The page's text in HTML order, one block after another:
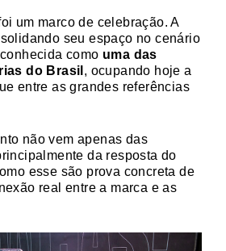
um marco de celebração. A
seu espaço no cenário
como uma das
do Brasil , ocupando hoje a
entre as grandes referências
não vem apenas das
da resposta do
esse são prova concreta de
real entre a marca e as